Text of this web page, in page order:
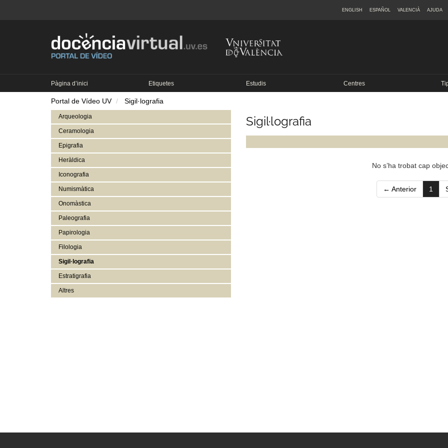
ENGLISH ESPAÑOL VALENCIÀ AJUDA
Pàgina d’inici Etiquetes Estudis Centres
Portal de Vídeo UV Sigil·lografia
Arqueologia
Ceramologia
Epigrafia
Heràldica
Iconografia
Numismàtica
Onomàstica
Paleografia
Papirologia
Filologia
Sigil·lografia
Estratigrafia
Altres
Sigil·lografia
No s’ha trobat cap
← Anterior 1